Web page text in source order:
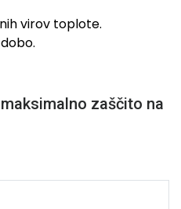
virov toplote.
zaščito na